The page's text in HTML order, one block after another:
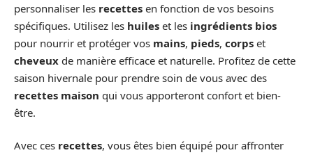
personnaliser les recettes en fonction de vos besoins
spécifiques. Utilisez les huiles et les ingrédients bios
pour nourrir et protéger vos mains, pieds, corps et
cheveux de manière efficace et naturelle. Profitez de cette
saison hivernale pour prendre soin de vous avec des
recettes maison qui vous apporteront confort et bien-
être.
Avec ces recettes, vous êtes bien équipé pour affronter